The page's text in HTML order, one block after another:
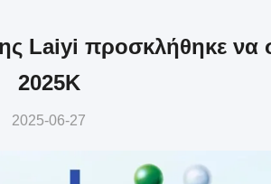
Laiyi προσκλήθηκε να
2025K
2025-06-27